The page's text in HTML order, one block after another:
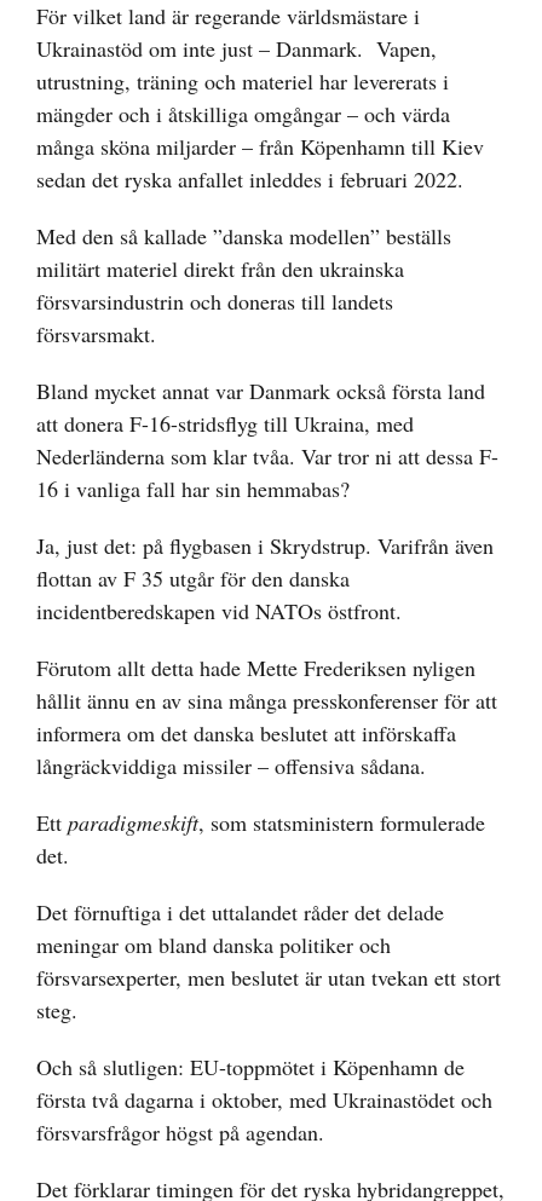
För vilket land är regerande världsmästare i
Ukrainastöd om inte just – Danmark. Vapen,
utrustning, träning och materiel har levererats i
mängder och i åtskilliga omgångar – och värda
många sköna miljarder – från Köpenhamn till Kiev
sedan det ryska anfallet inleddes i februari 2022.
Med den så kallade ”danska modellen” beställs
militärt materiel direkt från den ukrainska
försvarsindustrin och doneras till landets
försvarsmakt.
Bland mycket annat var Danmark också första land
att donera F-16-stridsflyg till Ukraina, med
Nederländerna som klar tvåa. Var tror ni att dessa F-
16 i vanliga fall har sin hemmabas?
Ja, just det: på flygbasen i Skrydstrup. Varifrån även
flottan av F 35 utgår för den danska
incidentberedskapen vid NATOs östfront.
Förutom allt detta hade Mette Frederiksen nyligen
hållit ännu en av sina många presskonferenser för att
informera om det danska beslutet att införskaffa
långräckviddiga missiler – offensiva sådana.
Ett paradigmeskift, som statsministern formulerade
det.
Det förnuftiga i det uttalandet råder det delade
meningar om bland danska politiker och
försvarsexperter, men beslutet är utan tvekan ett stort
steg.
Och så slutligen: EU-toppmötet i Köpenhamn de
första två dagarna i oktober, med Ukrainastödet och
försvarsfrågor högst på agendan.
Det förklarar timingen för det ryska hybridangreppet,